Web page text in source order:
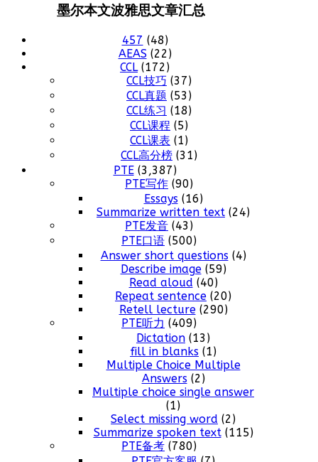
墨尔本文波雅思文章汇总
457 (48)
AEAS(22)
CCL(172)
CCL技巧 (37)
CCL真题 (53)
CCL练习 (18)
CCL课程 (5)
CCL课表 (1)
CCL高分榜 (31)
PTE(3,387)
PTE写作 (90)
Essays(16)
Summarize written text (24)
PTE发音 (43)
PTE口语 (500)
Answer short questions(4)
Describe image(59)
Read aloud (40)
Repeat sentence (20)
Retell lecture(290)
PTE听力 (409)
Dictation (13)
fill in blanks (1)
Multiple Choice Multiple
Answers(2)
Multiple choice single answer
(1)
Select missing word (2)
Summarize spoken text(115)
PTE备考 (780)